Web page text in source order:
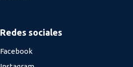
Redes sociales
Facebook